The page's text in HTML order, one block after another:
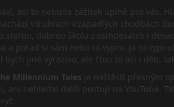
asi to nebude zážitek úplně pro vás.
v truhlách v zapadlých chodbách
starou, dobrou školu z osmdesátek i
a poraď si sám nebo to vypni. Já to
bych jiné výrazivo, ale čtou to asi i děti,
Millennium Tales je naštěstí přesným
ani nehledal další postup na YouTube.